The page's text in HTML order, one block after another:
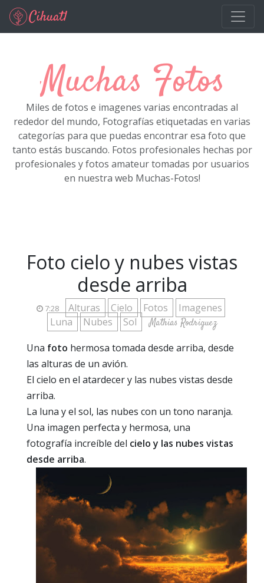
Ir al contenido principal
Muchas Fotos
Miles de fotos e imagenes varias encontradas al
rededor del mundo, Fotografías etiquetadas en varias
categorías para que puedas encontrar esa foto que
tanto estás buscando. Fotos profesionales hechas por
profesionales y fotos amateur tomadas por usuarios
en nuestra web Muchas-Fotos!
Foto cielo y nubes vistas
desde arriba
7:28 Alturas Cielo Fotos
Imagenes
Luna
Nubes Sol Mathias Rodriguez
Una foto hermosa tomada desde arriba, desde
las alturas de un avión.
El cielo en el atardecer y las nubes vistas desde
arriba.
La luna y el sol, las nubes con un tono naranja.
Una imagen perfecta y hermosa, una
fotografía increíble del cielo y las nubes vistas
desde arriba.